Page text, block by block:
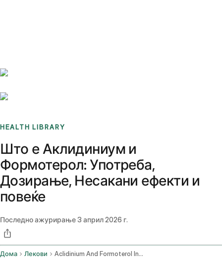
HEALTH LIBRARY
Што е Аклидиниум и
Формотерол: Употреба,
Дозирање, Несакани ефекти и
повеќе
Последно ажурирање3 април 2026 г.
Дома Лекови Aclidinium And Formoterol Inhalation Route